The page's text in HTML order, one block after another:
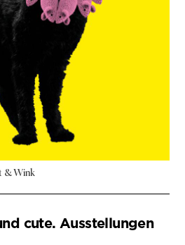
& Wink
cute. Ausstellungen